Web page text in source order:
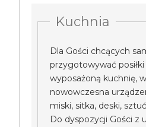
Kuchnia
Dla Gości chcących
przygotowywać
wyposażoną kuchnię,
nowowczesna
miski, sitka, deski,
Do dyspozycji Gości z